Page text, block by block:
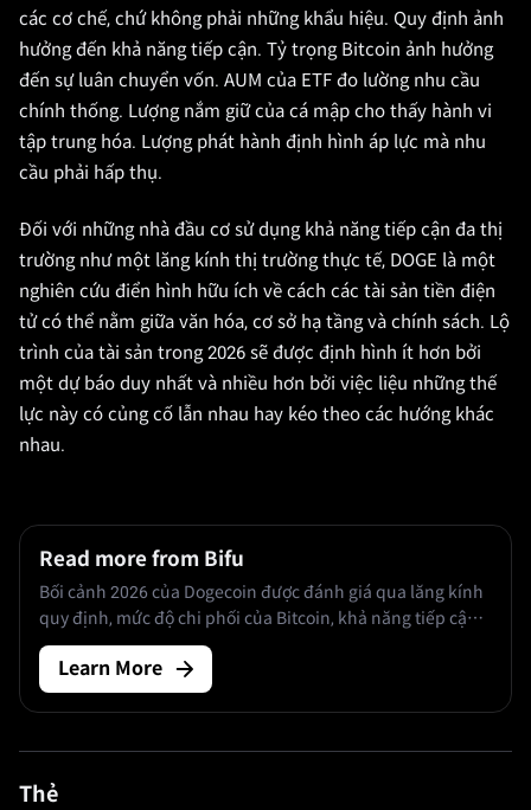
các cơ chế, chứ không phải những khẩu hiệu. Quy định ảnh
hưởng đến khả năng tiếp cận. Tỷ trọng Bitcoin ảnh hưởng
đến sự luân chuyển vốn. AUM của ETF đo lường nhu cầu
chính thống. Lượng nắm giữ của cá mập cho thấy hành vi
tập trung hóa. Lượng phát hành định hình áp lực mà nhu
cầu phải hấp thụ.
Đối với những nhà đầu cơ sử dụng khả năng tiếp cận đa thị
trường như một lăng kính thị trường thực tế, DOGE là một
nghiên cứu điển hình hữu ích về cách các tài sản tiền điện
tử có thể nằm giữa văn hóa, cơ sở hạ tầng và chính sách. Lộ
trình của tài sản trong 2026 sẽ được định hình ít hơn bởi
một dự báo duy nhất và nhiều hơn bởi việc liệu những thế
lực này có củng cố lẫn nhau hay kéo theo các hướng khác
nhau.
Read more from Bifu
Bối cảnh 2026 của Dogecoin được đánh giá qua lăng kính
quy định, mức độ chi phối của Bitcoin, khả năng tiếp cận
ETF, lượng nắm giữ của cá mập, lượng phát hành cung và
sự phân tán dự báo.
Learn More
Thẻ